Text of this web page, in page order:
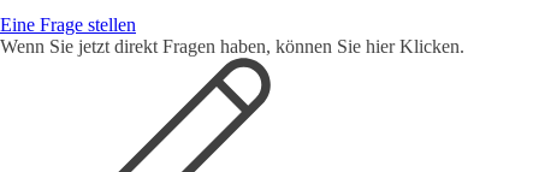
Eine Frage stellen
Wenn Sie jetzt direkt Fragen haben, können Sie hier Klicken.